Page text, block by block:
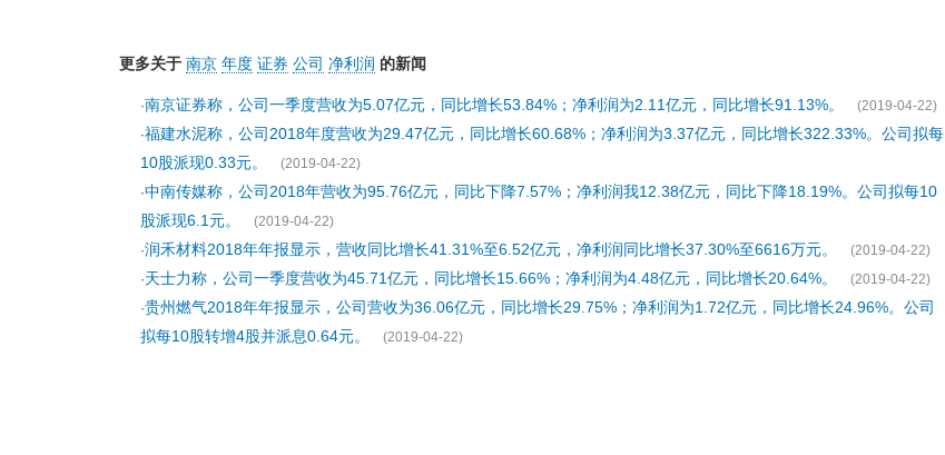
更多关于 南京 年度 证券 公司 净利润 的新闻
·南京证券称，公司一季度营收为5.07亿元，同比增长53.84%；净利润为2.11亿元，同比增长91.13%。
(2019-04-22)
·福建水泥称，公司2018年度营收为29.47亿元，同比增长60.68%；净利润为3.37亿元，同比增长322.33%。公司拟每
10股派现0.33元。
(2019-04-22)
·中南传媒称，公司2018年营收为95.76亿元，同比下降7.57%；净利润我12.38亿元，同比下降18.19%。公司拟每10
股派现6.1元。
(2019-04-22)
·润禾材料2018年年报显示，营收同比增长41.31%至6.52亿元，净利润同比增长37.30%至6616万元。
(2019-04-22)
·天士力称，公司一季度营收为45.71亿元，同比增长15.66%；净利润为4.48亿元，同比增长20.64%。
(2019-04-22)
·贵州燃气2018年年报显示，公司营收为36.06亿元，同比增长29.75%；净利润为1.72亿元，同比增长24.96%。公司
拟每10股转增4股并派息0.64元。
(2019-04-22)